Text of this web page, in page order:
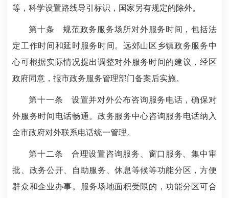
等，科学设置路线导引标识，国家另有规定的除外。
第十条 规范政务服务场所对外服务时间，包括法
定工作时间和延时服务时间。远郊山区乡镇政务服务中
心可根据实际情况提出调整对外服务时间的建议，经区
政府同意，报市政务服务管理部门备案后实施。
第十一条 设置并对外公布咨询服务电话，确保对
外服务时间电话畅通。政务服务中心咨询服务电话纳入
全市政府对外联系电话统一管理。
第十二条 合理设置咨询服务、窗口服务、集中审
批、政务公开、自助服务、休息等候等功能分区，方便
群众和企业办事。服务场地面积受限的，功能分区可合